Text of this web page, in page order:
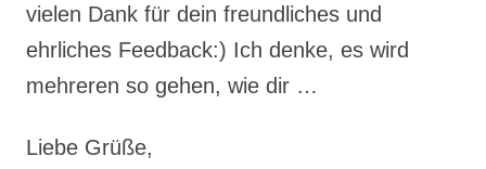
vielen Dank für dein freundliches und
ehrliches Feedback:) Ich denke, es wird
mehreren so gehen, wie dir …
Liebe Grüße,